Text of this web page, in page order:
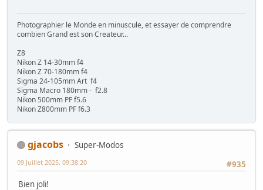
Photographier le Monde en minuscule, et essayer de comprendre
combien Grand est son Createur...
Z8
Nikon Z 14-30mm f4
Nikon Z 70-180mm f4
Sigma 24-105mm Art f4
Sigma Macro 180mm - f2.8
Nikon 500mm PF f5.6
Nikon Z800mm PF f6.3
gjacobs
Super-Modos
#935
09 Juillet 2025, 09:38:20
Bien joli!